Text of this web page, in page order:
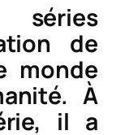
séries
de
monde
À
il a